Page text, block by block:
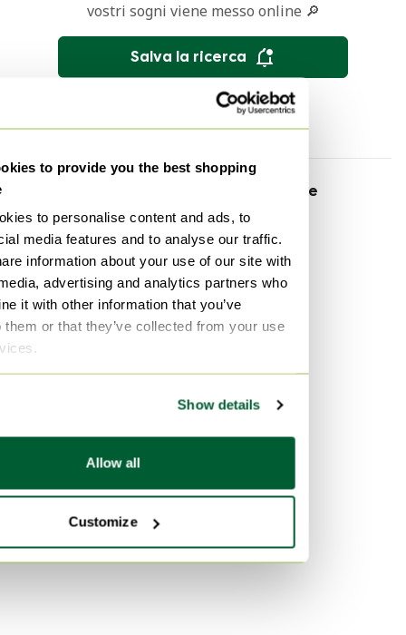
to provide you the best shopping
to personalise content and ads, to
media features and to analyse our traffic.
information about your use of our site with
advertising and analytics partners who
it with other information that you’ve
them or that they’ve collected from your use
Show details
Allow all
Customize
vostri sogni viene messo online 🔎
Salva la ricerca
Baan Mobili
Natuzzi Italia Mobili
Edra Mobili
Per stile
Design anni '90 Mobili
Art Nouveau Mobili
Per materiale
Sughero Mobili
Denim Mobili
Skai Mobili
Per colore
Rosso Mobili
mint Mobili